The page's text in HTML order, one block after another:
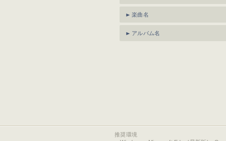
楽曲名
アルバム名
推奨環境